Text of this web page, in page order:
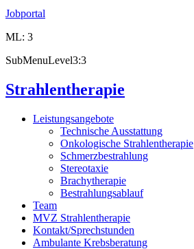
Jobportal
ML: 3
SubMenuLevel3:3
Strahlentherapie
Leistungsangebote
Technische Ausstattung
Onkologische Strahlentherapie
Schmerzbestrahlung
Stereotaxie
Brachytherapie
Bestrahlungsablauf
Team
MVZ Strahlentherapie
Kontakt/Sprechstunden
Ambulante Krebsberatung